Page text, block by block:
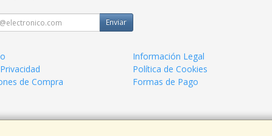
Enviar
Información Legal
Política de Cookies
de Compra
Formas de Pago